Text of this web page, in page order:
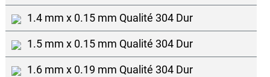
1.4 mm x 0.15 mm Qualité 304 Dur
1.5 mm x 0.15 mm Qualité 304 Dur
1.6 mm x 0.19 mm Qualité 304 Dur